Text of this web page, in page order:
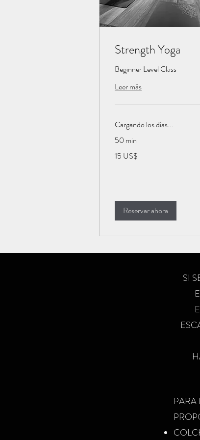
Strength Yoga
Beginner Level Class
Leer más
Cargando los días...
50 min
dólares
15 US$
Reservar ahora
SI
PARA